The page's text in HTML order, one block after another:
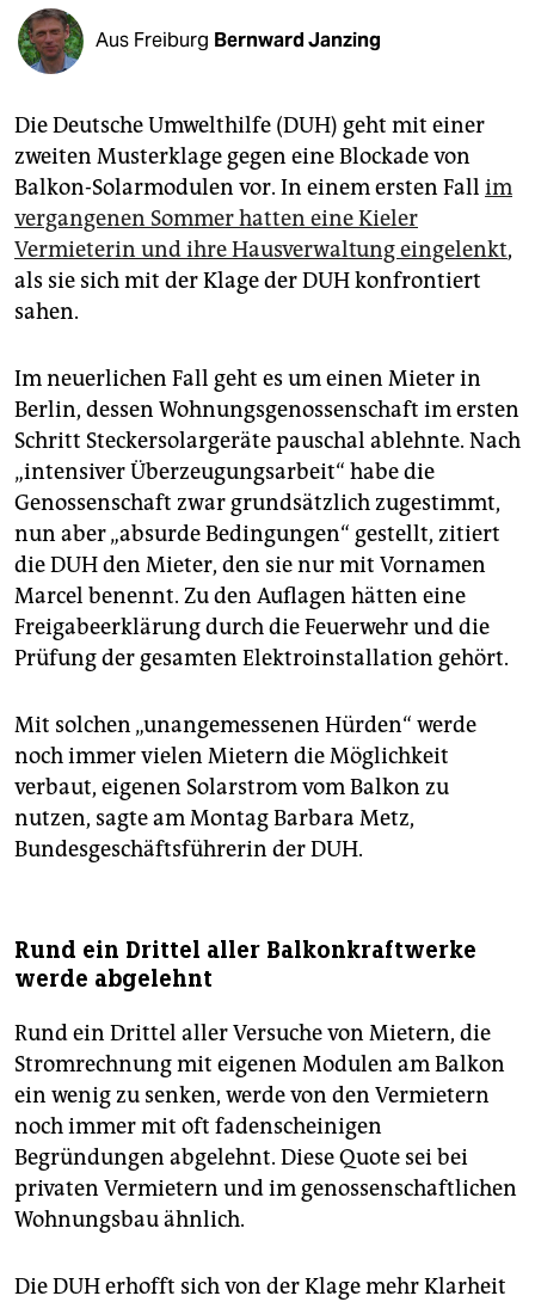
shop
fragen & hilfe
unterstützen
abo
epaper login
Aus Freiburg Bernward Janzing
Die Deutsche Umwelthilfe (DUH) geht mit einer
zweiten Musterklage gegen eine Blockade von
Balkon-Solarmodulen vor. In einem ersten Fall im
vergangenen Sommer hatten eine Kieler
Vermieterin und ihre Hausverwaltung eingelenkt,
als sie sich mit der Klage der DUH konfrontiert
sahen.
Im neuerlichen Fall geht es um einen Mieter in
Berlin, dessen Wohnungsgenossenschaft im ersten
Schritt Steckersolargeräte pauschal ablehnte. Nach
„intensiver Überzeugungsarbeit“ habe die
Genossenschaft zwar grundsätzlich zugestimmt,
nun aber „absurde Bedingungen“ gestellt, zitiert
die DUH den Mieter, den sie nur mit Vornamen
Marcel benennt. Zu den Auflagen hätten eine
Freigabeerklärung durch die Feuerwehr und die
Prüfung der gesamten Elektroinstallation gehört.
Mit solchen „unangemessenen Hürden“ werde
noch immer vielen Mietern die Möglichkeit
verbaut, eigenen Solarstrom vom Balkon zu
nutzen, sagte am Montag Barbara Metz,
Bundesgeschäftsführerin der DUH.
Rund ein Drittel aller Balkonkraftwerke
werde abgelehnt
Rund ein Drittel aller Versuche von Mietern, die
Stromrechnung mit eigenen Modulen am Balkon
ein wenig zu senken, werde von den Vermietern
noch immer mit oft fadenscheinigen
Begründungen abgelehnt. Diese Quote sei bei
privaten Vermietern und im genossenschaftlichen
Wohnungsbau ähnlich.
Die DUH erhofft sich von der Klage mehr Klarheit